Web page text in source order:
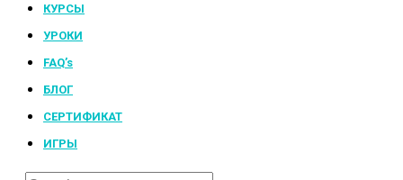
КУРСЫ
УРОКИ
FAQ’s
БЛОГ
СЕРТИФИКАТ
ИГРЫ